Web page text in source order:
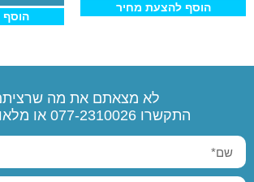
הוסף להצעת מחיר
לא מצאתם את מה
התקשרו 077-2310026 או